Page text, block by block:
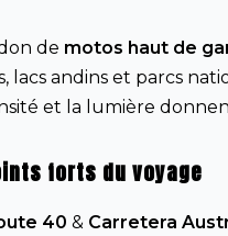
de motos haut de
lacs andins et parcs
et la lumière
forts du voyage
40 & Carretera